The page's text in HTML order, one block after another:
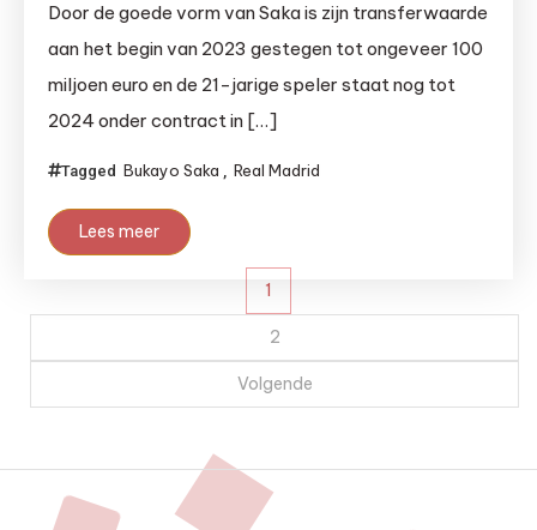
Door de goede vorm van Saka is zijn transferwaarde
aan het begin van 2023 gestegen tot ongeveer 100
miljoen euro en de 21-jarige speler staat nog tot
2024 onder contract in […]
Tagged Bukayo Saka , Real Madrid
Lees meer
1
2
Volgende